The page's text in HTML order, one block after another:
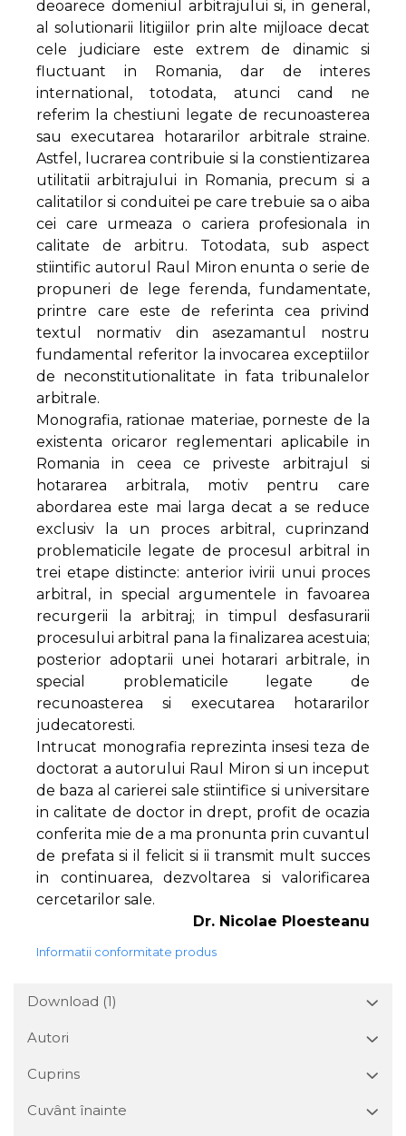
deoarece domeniul arbitrajului si, in general,
al solutionarii litigiilor prin alte mijloace decat
cele judiciare este extrem de dinamic si
fluctuant in Romania, dar de interes
international, totodata, atunci cand ne
referim la chestiuni legate de recunoasterea
sau executarea hotararilor arbitrale straine.
Astfel, lucrarea contribuie si la constientizarea
utilitatii arbitrajului in Romania, precum si a
calitatilor si conduitei pe care trebuie sa o aiba
cei care urmeaza o cariera profesionala in
calitate de arbitru. Totodata, sub aspect
stiintific autorul Raul Miron enunta o serie de
propuneri de lege ferenda, fundamentate,
printre care este de referinta cea privind
textul normativ din asezamantul nostru
fundamental referitor la invocarea exceptiilor
de neconstitutionalitate in fata tribunalelor
arbitrale.
Monografia, rationae materiae, porneste de la
existenta oricaror reglementari aplicabile in
Romania in ceea ce priveste arbitrajul si
hotararea arbitrala, motiv pentru care
abordarea este mai larga decat a se reduce
exclusiv la un proces arbitral, cuprinzand
problematicile legate de procesul arbitral in
trei etape distincte: anterior ivirii unui proces
arbitral, in special argumentele in favoarea
recurgerii la arbitraj; in timpul desfasurarii
procesului arbitral pana la finalizarea acestuia;
posterior adoptarii unei hotarari arbitrale, in
special problematicile legate de
recunoasterea si executarea hotararilor
judecatoresti.
Intrucat monografia reprezinta insesi teza de
doctorat a autorului Raul Miron si un inceput
de baza al carierei sale stiintifice si universitare
in calitate de doctor in drept, profit de ocazia
conferita mie de a ma pronunta prin cuvantul
de prefata si il felicit si ii transmit mult succes
in continuarea, dezvoltarea si valorificarea
cercetarilor sale.
Dr. Nicolae Ploesteanu
Informatii conformitate produs
Download (1)
Autori
Cuprins
Cuvânt înainte